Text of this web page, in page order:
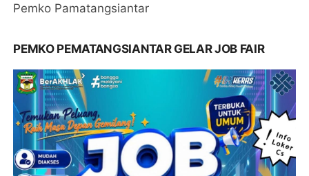
Pemko Pamatangsiantar
PEMKO PEMATANGSIANTAR GELAR JOB FAIR